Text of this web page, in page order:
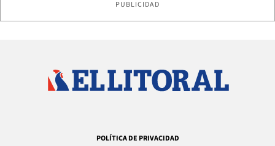
PUBLICIDAD
POLÍTICA DE PRIVACIDAD